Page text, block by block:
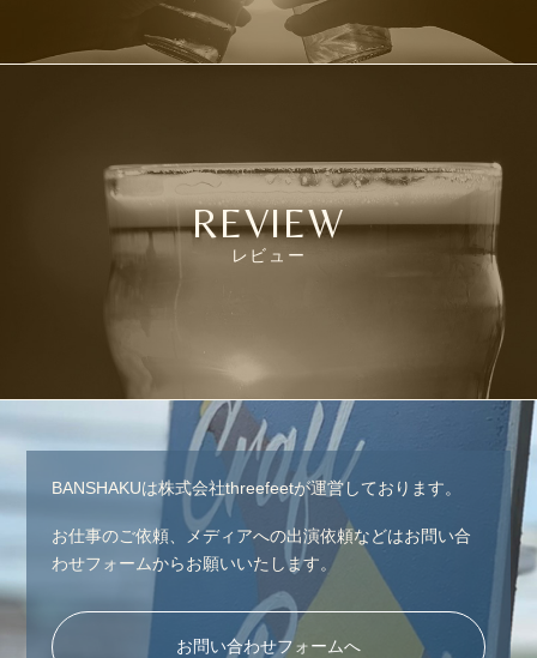
REVIEW
レビュー
BANSHAKUは株式会社threefeetが運営しております。
お仕事のご依頼、メディアへの出演依頼などはお問い合
わせフォームからお願いいたします。
お問い合わせフォームへ